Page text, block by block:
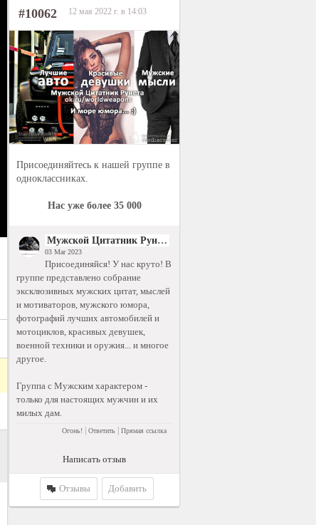
#10062 12 мая 2022 г. в 14:03
Присоединяйтесь к нашей группе в
одноклассниках.
Нас уже более 35 000
Мужской Цитатник Рунета
03 Mar 2023
Присоединяйся! У нас круто! В
группе представлено собрание
эксклюзивных мужских цитат, мыслей
и мотиваторов, мужского юмора,
фотографий лучших автомобилей и
мотоциклов, красивых девушек,
военной техники и оружия... и многое
другое.
Группа с Мужским характером -
только для настоящих мужчин и их
милых дам.
Огонь! Ответить Прямая ссылка
Написать отзыв
Отзывы Добавить